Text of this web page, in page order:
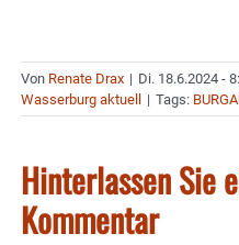
Von Renate Drax | Di. 18.6.2024 -
Wasserburg aktuell
| Tags:
Hinterlassen Sie
Kommentar